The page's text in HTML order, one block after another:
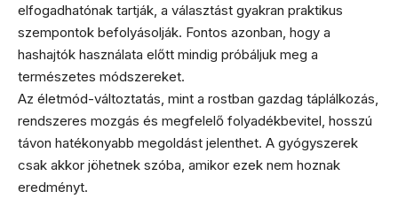
elfogadhatónak tartják, a választást gyakran praktikus
szempontok befolyásolják. Fontos azonban, hogy a
hashajtók használata előtt mindig próbáljuk meg a
természetes módszereket.
Az életmód-változtatás, mint a rostban gazdag táplálkozás,
rendszeres mozgás és megfelelő folyadékbevitel, hosszú
távon hatékonyabb megoldást jelenthet. A gyógyszerek
csak akkor jöhetnek szóba, amikor ezek nem hoznak
eredményt.